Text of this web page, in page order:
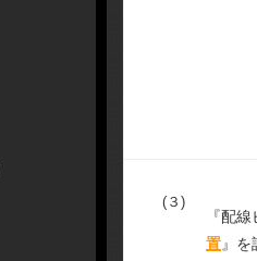
(３)
『配
置』